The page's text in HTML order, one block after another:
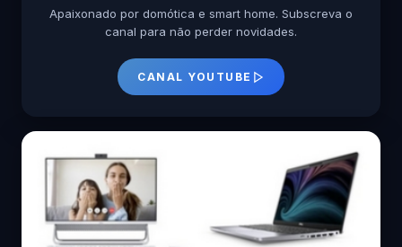
Apaixonado por domótica e smart home. Subscreva o
canal para não perder novidades.
CANAL YOUTUBE